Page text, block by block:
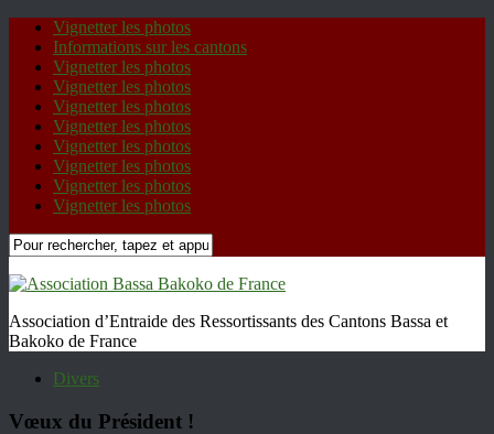
Vignetter les photos
Informations sur les cantons
Vignetter les photos
Vignetter les photos
Vignetter les photos
Vignetter les photos
Vignetter les photos
Vignetter les photos
Vignetter les photos
Vignetter les photos
Association d’Entraide des Ressortissants des Cantons Bassa et
Bakoko de France
Divers
Vœux du Président !